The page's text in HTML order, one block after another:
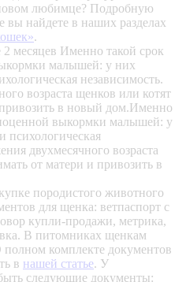
любимце? Подробную
найдете в наших разделах
.
месяцев Именно такой срок
малышей: у них
независимость.
возраста щенков или котят
в новый дом.Именно
выкормки малышей: у
психологическая
двухмесячного возраста
от матери и привозить в
породистого животного
для щенка: ветпаспорт с
купли-продажи, метрика,
В питомниках щенкам
комплекте документов
в нашей статье. У
следующие документы: